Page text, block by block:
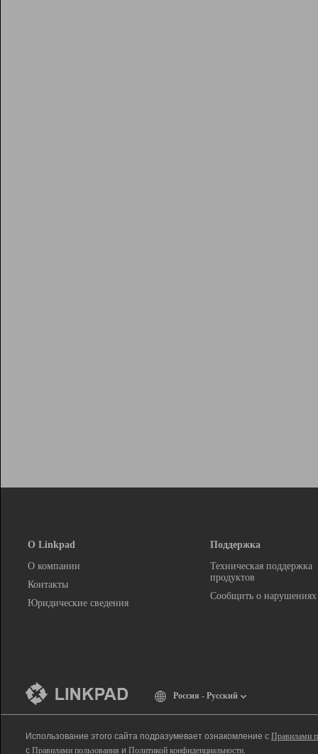
О Linkpad
О компании
Контакты
Юридические сведения
Поддержка
Техническая поддержка
продуктов
Сообщить о нарушениях
Россия - Русский
Использование этого сайта подразумевает ознакомление с Правилами
с Правилами пользования и Политикой конфиденциальности.